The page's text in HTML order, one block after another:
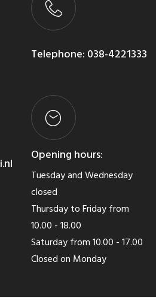
chosen
theTelephone: 038-4221333
Opening hours:
Tuesday and Wednesday
closed
Thursday to Friday from
10.00 - 18.00
Saturday from 10.00 - 17.00
Closed on Monday